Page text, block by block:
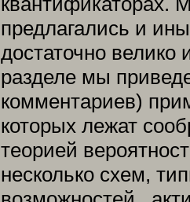
предлагались и
достаточно велико
разделе мы
комментариев)
которых лежат
теорией
несколько схем,